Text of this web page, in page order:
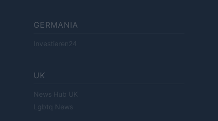
GERMANIA
Investieren24
UK
News Hub UK
Lgbtq News